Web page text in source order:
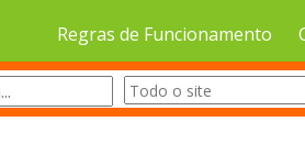
Regras de Funcionamento